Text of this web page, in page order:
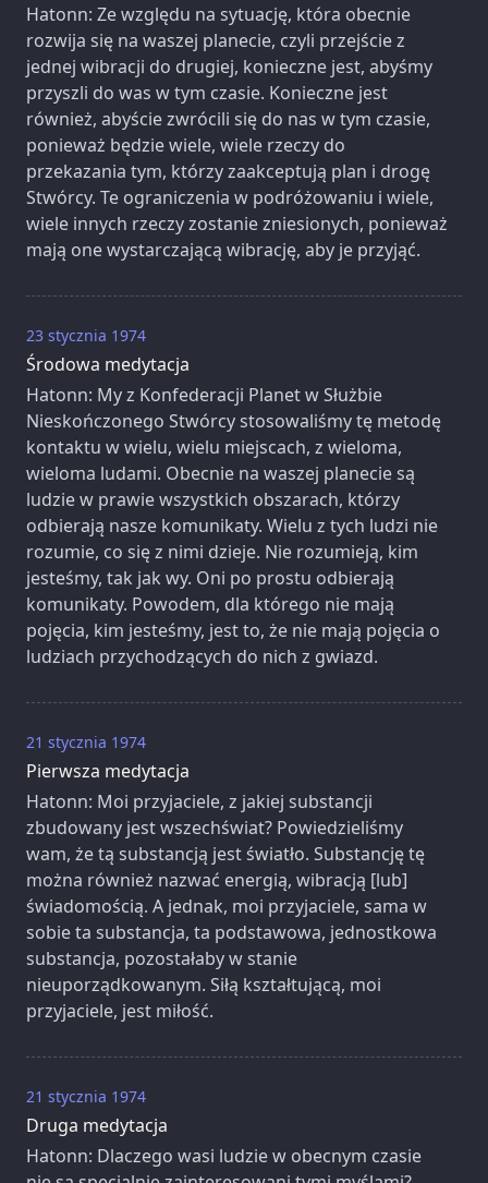
Hatonn: Ze względu na sytuację, która obecnie
rozwija się na waszej planecie, czyli przejście z
jednej wibracji do drugiej, konieczne jest, abyśmy
przyszli do was w tym czasie. Konieczne jest
również, abyście zwrócili się do nas w tym czasie,
ponieważ będzie wiele, wiele rzeczy do
przekazania tym, którzy zaakceptują plan i drogę
Stwórcy. Te ograniczenia w podróżowaniu i wiele,
wiele innych rzeczy zostanie zniesionych, ponieważ
mają one wystarczającą wibrację, aby je przyjąć.
23 stycznia 1974
Środowa medytacja
Hatonn: My z Konfederacji Planet w Służbie
Nieskończonego Stwórcy stosowaliśmy tę metodę
kontaktu w wielu, wielu miejscach, z wieloma,
wieloma ludami. Obecnie na waszej planecie są
ludzie w prawie wszystkich obszarach, którzy
odbierają nasze komunikaty. Wielu z tych ludzi nie
rozumie, co się z nimi dzieje. Nie rozumieją, kim
jesteśmy, tak jak wy. Oni po prostu odbierają
komunikaty. Powodem, dla którego nie mają
pojęcia, kim jesteśmy, jest to, że nie mają pojęcia o
ludziach przychodzących do nich z gwiazd.
21 stycznia 1974
Pierwsza medytacja
Hatonn: Moi przyjaciele, z jakiej substancji
zbudowany jest wszechświat? Powiedzieliśmy
wam, że tą substancją jest światło. Substancję tę
można również nazwać energią, wibracją [lub]
świadomością. A jednak, moi przyjaciele, sama w
sobie ta substancja, ta podstawowa, jednostkowa
substancja, pozostałaby w stanie
nieuporządkowanym. Siłą kształtującą, moi
przyjaciele, jest miłość.
21 stycznia 1974
Druga medytacja
Hatonn: Dlaczego wasi ludzie w obecnym czasie